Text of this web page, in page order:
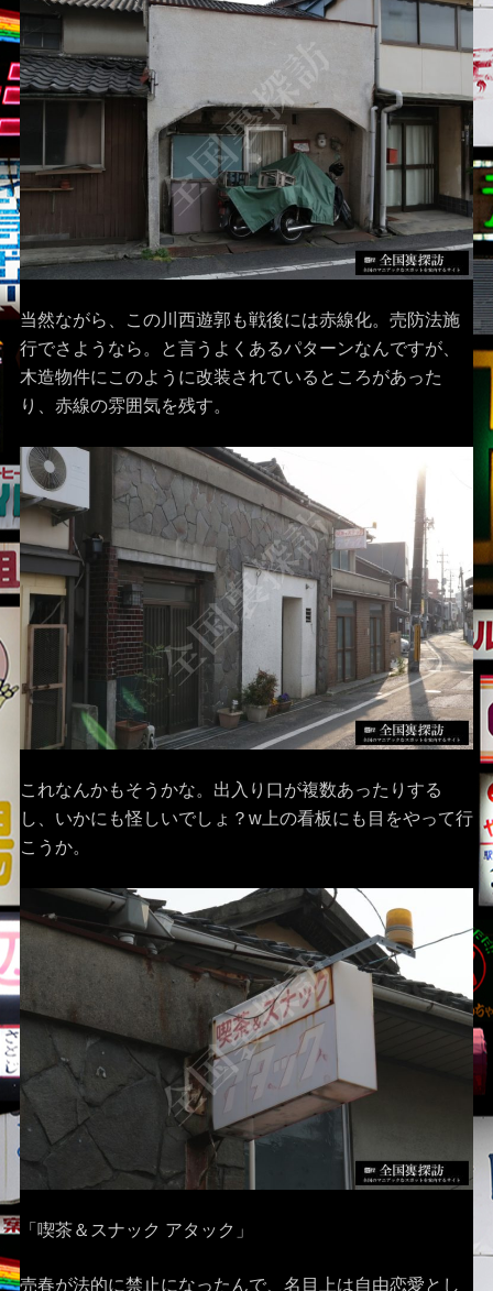
当然ながら、この川西遊郭も戦後には赤線化。売防法施
行でさようなら。と言うよくあるパターンなんですが、
木造物件にこのように改装されているところがあった
り、赤線の雰囲気を残す。
これなんかもそうかな。出入り口が複数あったりする
し、いかにも怪しいでしょ？w上の看板にも目をやって行
こうか。
「喫茶＆スナック アタック」
売春が法的に禁止になったんで、名目上は自由恋愛とし